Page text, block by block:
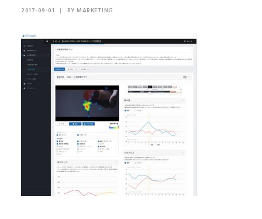
2017-09-01 | BY MARKETING